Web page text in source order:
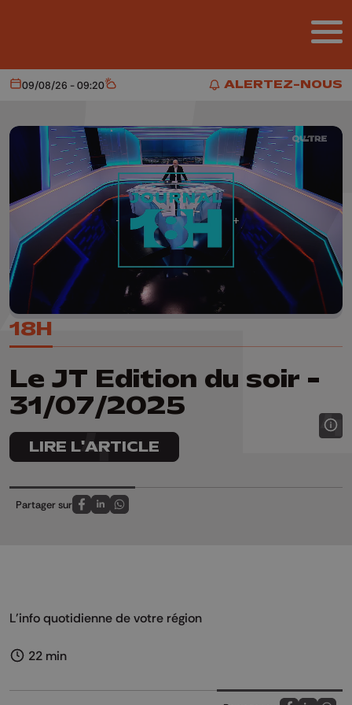
ALERTEZ-NOUS
ALERTEZ-NOUS
Aujourd'hui
09/08/26 - 09:20 Météo
18H
Le JT Edition du soir -
31/07/2025
LIRE L'ARTICLE
Partager sur
Partagez sur FaceBook
Partagez sur LinkedIn
Partagez sur Whatsapp
L'info quotidienne de votre région
22 min